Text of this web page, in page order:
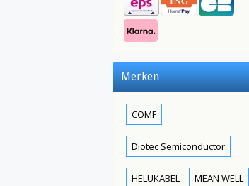
Merken
COMF
Diotec Semiconductor
HELUKABEL MEAN WELL